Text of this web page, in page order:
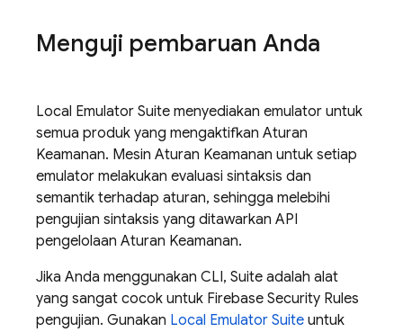
Menguji pembaruan Anda
Local Emulator Suite menyediakan emulator untuk
semua produk yang mengaktifkan Aturan
Keamanan. Mesin Aturan Keamanan untuk setiap
emulator melakukan evaluasi sintaksis dan
semantik terhadap aturan, sehingga melebihi
pengujian sintaksis yang ditawarkan API
pengelolaan Aturan Keamanan.
Jika Anda menggunakan CLI, Suite adalah alat
yang sangat cocok untuk Firebase Security Rules
pengujian. Gunakan Local Emulator Suite untuk